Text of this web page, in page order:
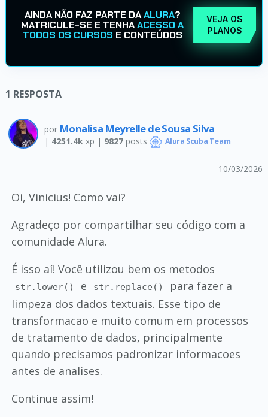
AINDA NÃO FAZ PARTE DAALURA?
MATRICULE-SE E TENHAACESSO A
TODOS OS CURSOS E CONTEÚDOS
VEJA OS
PLANOS
1 RESPOSTA
por Monalisa Meyrelle de Sousa Silva
| 4251.4k xp | 9827posts Alura Scuba Team
10/03/2026
Oi, Vinicius! Como vai?
Agradeço por compartilhar seu código com a
comunidade Alura.
É isso aí! Você utilizou bem os metodos
str.lower() e str.replace()
para fazer a
limpeza dos dados textuais. Esse tipo de
transformacao e muito comum em processos
de tratamento de dados, principalmente
quando precisamos padronizar informacoes
antes de analises.
Continue assim!